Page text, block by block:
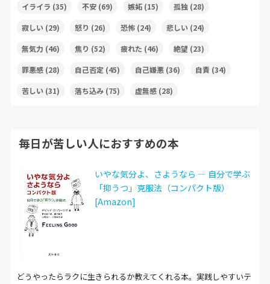
イライラ (35) 不安(69) 嫉妬(15) 孤独 (28)
寂しい(29) 怒り (26) 恐怖(24) 悲しい(24)
無気力 (46) 焦り (52) 疲れた (46) 絶望 (23)
罪悪感(28) 自己否定 (45) 自己嫌悪(36) 自責 (34)
苦しい(31) 落ち込み(75) 虚無感(28)
毎日が苦しい人におすすめの本
いやな気分よ、さようなら ― 自分で学ぶ
「抑うつ」克服法（コンパクト版）
[Amazon]
どうやったらラクに生きられるか教えてくれる本。実践しやすいテ